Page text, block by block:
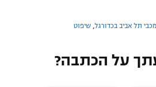
מכבי תל אביב בכדורגל שיפוט
על הכתבה?